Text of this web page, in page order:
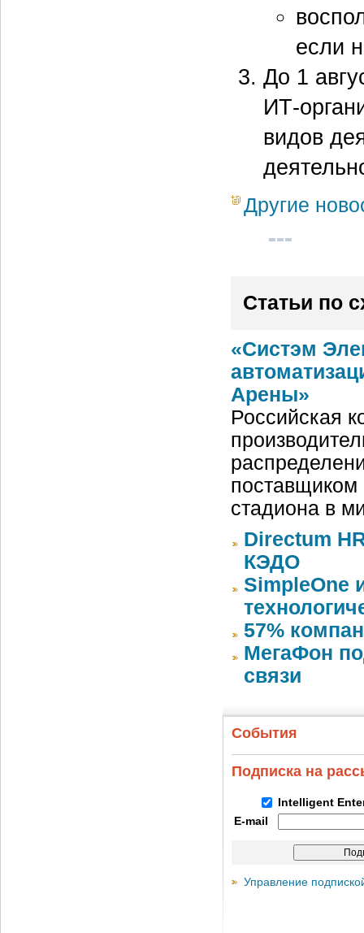
если
До 1
ИТ-
видов
Другие
Статьи по
«Систэм
Арены»
Российская
поставщиком
стадиона в
Directum
КЭДО
SimpleOne
57%
МегаФон
связи
События
Подписка на
Intelligent
E-mail
Управление